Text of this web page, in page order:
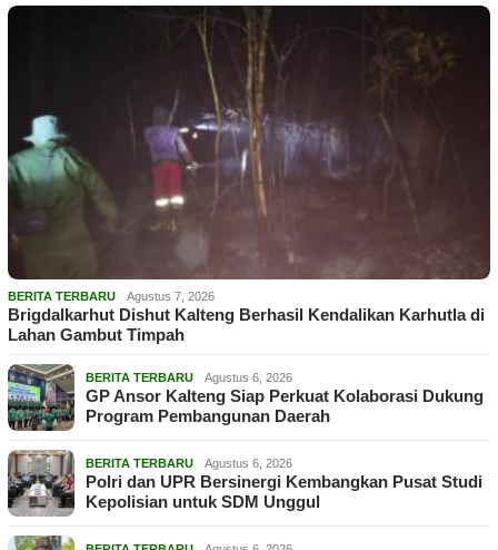
BERITA TERBARU Agustus 7, 2026
Brigdalkarhut Dishut Kalteng Berhasil Kendalikan Karhutla di
Lahan Gambut Timpah
BERITA TERBARU Agustus 6, 2026
GP Ansor Kalteng Siap Perkuat Kolaborasi Dukung
Program Pembangunan Daerah
BERITA TERBARU Agustus 6, 2026
Polri dan UPR Bersinergi Kembangkan Pusat Studi
Kepolisian untuk SDM Unggul